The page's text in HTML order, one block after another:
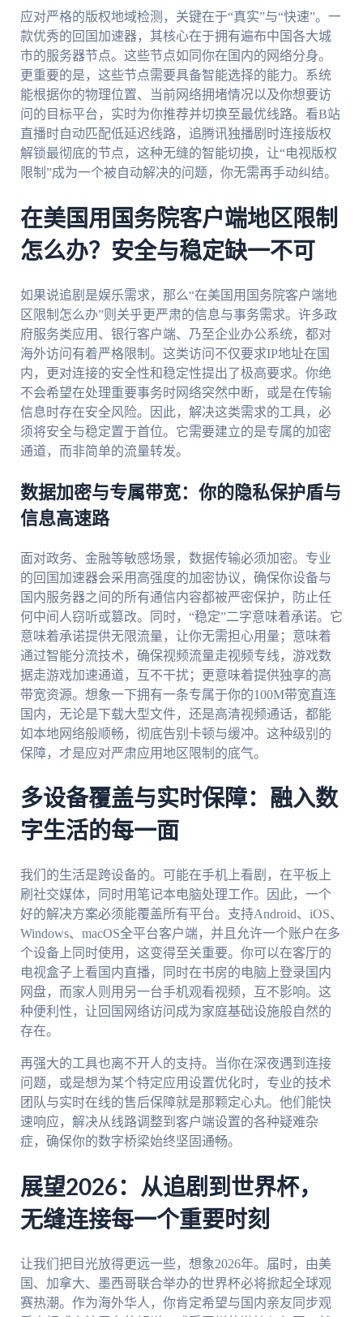
应对严格的版权地域检测，关键在于“真实”与“快速”。一
款优秀的回国加速器，其核心在于拥有遍布中国各大城
市的服务器节点。这些节点如同你在国内的网络分身。
更重要的是，这些节点需要具备智能选择的能力。系统
能根据你的物理位置、当前网络拥堵情况以及你想要访
问的目标平台，实时为你推荐并切换至最优线路。看B站
直播时自动匹配低延迟线路，追腾讯独播剧时连接版权
解锁最彻底的节点，这种无缝的智能切换，让“电视版权
限制”成为一个被自动解决的问题，你无需再手动纠结。
在美国用国务院客户端地区限制
怎么办？安全与稳定缺一不可
如果说追剧是娱乐需求，那么“在美国用国务院客户端地
区限制怎么办”则关乎更严肃的信息与事务需求。许多政
府服务类应用、银行客户端、乃至企业办公系统，都对
海外访问有着严格限制。这类访问不仅要求IP地址在国
内，更对连接的安全性和稳定性提出了极高要求。你绝
不会希望在处理重要事务时网络突然中断，或是在传输
信息时存在安全风险。因此，解决这类需求的工具，必
须将安全与稳定置于首位。它需要建立的是专属的加密
通道，而非简单的流量转发。
数据加密与专属带宽：你的隐私保护盾与
信息高速路
面对政务、金融等敏感场景，数据传输必须加密。专业
的回国加速器会采用高强度的加密协议，确保你设备与
国内服务器之间的所有通信内容都被严密保护，防止任
何中间人窃听或篡改。同时，“稳定”二字意味着承诺。它
意味着承诺提供无限流量，让你无需担心用量；意味着
通过智能分流技术，确保视频流量走视频专线，游戏数
据走游戏加速通道，互不干扰；更意味着提供独享的高
带宽资源。想象一下拥有一条专属于你的100M带宽直连
国内，无论是下载大型文件，还是高清视频通话，都能
如本地网络般顺畅，彻底告别卡顿与缓冲。这种级别的
保障，才是应对严肃应用地区限制的底气。
多设备覆盖与实时保障：融入数
字生活的每一面
我们的生活是跨设备的。可能在手机上看剧，在平板上
刷社交媒体，同时用笔记本电脑处理工作。因此，一个
好的解决方案必须能覆盖所有平台。支持Android、iOS、
Windows、macOS全平台客户端，并且允许一个账户在多
个设备上同时使用，这变得至关重要。你可以在客厅的
电视盒子上看国内直播，同时在书房的电脑上登录国内
网盘，而家人则用另一台手机观看视频，互不影响。这
种便利性，让回国网络访问成为家庭基础设施般自然的
存在。
再强大的工具也离不开人的支持。当你在深夜遇到连接
问题，或是想为某个特定应用设置优化时，专业的技术
团队与实时在线的售后保障就是那颗定心丸。他们能快
速响应，解决从线路调整到客户端设置的各种疑难杂
症，确保你的数字桥梁始终坚固通畅。
展望2026：从追剧到世界杯，
无缝连接每一个重要时刻
让我们把目光放得更远一些，想象2026年。届时，由美
国、加拿大、墨西哥联合举办的世界杯必将掀起全球观
赛热潮。作为海外华人，你肯定希望与国内亲友同步观